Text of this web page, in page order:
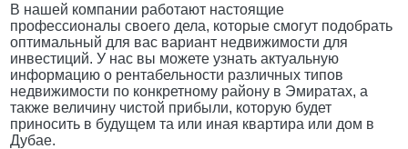
В нашей компании работают настоящие
профессионалы своего дела, которые смогут подобрать
оптимальный для вас вариант недвижимости для
инвестиций. У нас вы можете узнать актуальную
информацию о рентабельности различных типов
недвижимости по конкретному району в Эмиратах, а
также величину чистой прибыли, которую будет
приносить в будущем та или иная квартира или дом в
Дубае.